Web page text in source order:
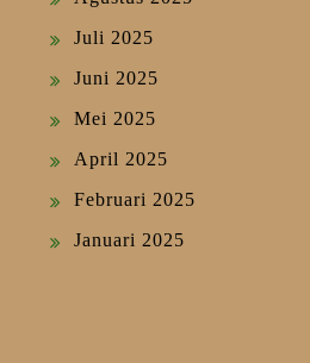
Juli 2025
Juni 2025
Mei 2025
April 2025
Februari 2025
Januari 2025